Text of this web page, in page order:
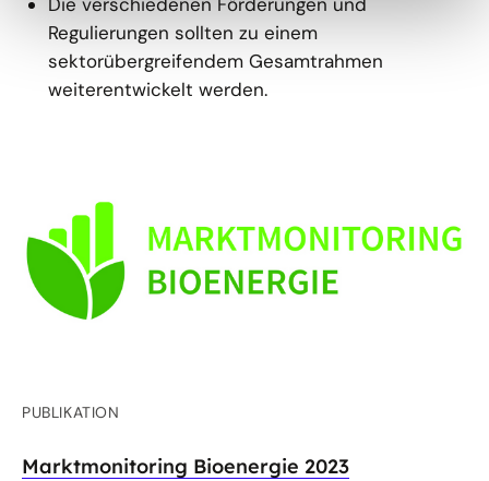
Regulierungen sollten zu einem
sektorübergreifendem Gesamtrahmen
weiterentwickelt werden.
PUBLIKATION
Marktmonitoring Bioenergie 2023